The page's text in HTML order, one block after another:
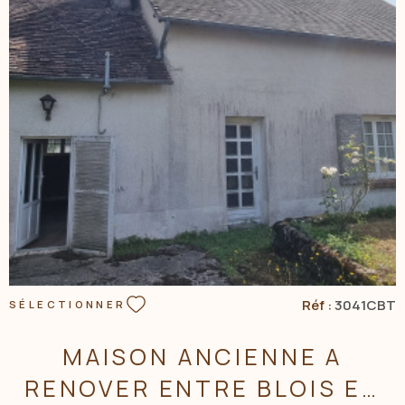
VOIR LE BIEN
SÉLECTIONNER Réf :3041CBT
MAISON ANCIENNE A
RENOVER ENTRE BLOIS ET